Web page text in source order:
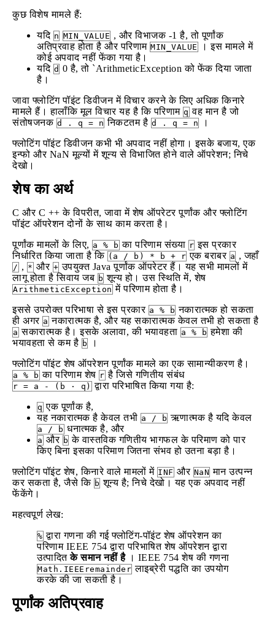
कुछ विशेष मामले हैं:
यदि n MIN_VALUE , और विभाजक -1 है, तो पूर्णांक
अतिप्रवाह होता है और परिणाम MIN_VALUE
। इस मामले में
कोई अपवाद नहीं फेंका गया है।
यदि d 0 है, तो `ArithmeticException को फेंक दिया जाता
है।
जावा फ्लोटिंग पॉइंट डिवीजन में विचार करने के लिए अधिक किनारे
मामले हैं। हालाँकि मूल विचार यह है कि परिणाम q वह मान है जो
संतोषजनक d . q = n निकटतम है d . q = n
।
फ्लोटिंग पॉइंट डिवीजन कभी भी अपवाद नहीं होगा। इसके बजाय, एक
इन्फो और NaN मूल्यों में शून्य से विभाजित होने वाले ऑपरेशन; निचे
देखो।
शेष का अर्थ
C और C ++ के विपरीत, जावा में शेष ऑपरेटर पूर्णांक और फ्लोटिंग
पॉइंट ऑपरेशन दोनों के साथ काम करता है।
पूर्णांक मामलों के लिए, a % b का परिणाम संख्या r इस प्रकार
निर्धारित किया जाता है कि (a / b) * b + r एक बराबर a , जहाँ
/ , * और + उपयुक्त Java पूर्णांक ऑपरेटर हैं। यह सभी मामलों में
लागू होता है सिवाय जब b शून्य हो। उस स्थिति में, शेष
ArithmeticException में परिणाम होता है।
इससे उपरोक्त परिभाषा से इस प्रकार a % b नकारात्मक हो सकता
ही अगर a नकारात्मक है, और यह सकारात्मक केवल तभी हो सकता है
a सकारात्मक है। इसके अलावा, की भयावहता a % b हमेशा की
भयावहता से कम है b
।
फ्लोटिंग पॉइंट शेष ऑपरेशन पूर्णांक मामले का एक सामान्यीकरण है।
a % b का परिणाम शेष r है जिसे गणितीय संबंध
r = a - (b ⋅ q) द्वारा परिभाषित किया गया है:
q एक पूर्णांक है,
यह नकारात्मक है केवल तभी a / b ऋणात्मक है यदि केवल
a / b धनात्मक है, और
a और b के वास्तविक गणितीय भागफल के परिमाण को पार
किए बिना इसका परिमाण जितना संभव हो उतना बड़ा है।
फ़्लोटिंग पॉइंट शेष, किनारे वाले मामलों में INF और NaN मान उत्पन्न
कर सकता है, जैसे कि b शून्य है; निचे देखो। यह एक अपवाद नहीं
फेंकेंगे।
महत्वपूर्ण लेख:
% द्वारा गणना की गई फ्लोटिंग-पॉइंट शेष ऑपरेशन का
परिणाम IEEE 754 द्वारा परिभाषित शेष ऑपरेशन द्वारा
उत्पादितके समान नहीं है। IEEE 754 शेष की गणना
Math.IEEEremainder लाइब्रेरी पद्धति का उपयोग
करके की जा सकती है।
पूर्णांक अतिप्रवाह